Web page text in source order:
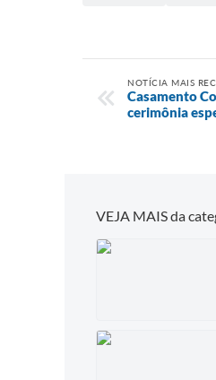
NOTÍCIA MAIS
Casamento
cerimônia
VEJA MAIS da